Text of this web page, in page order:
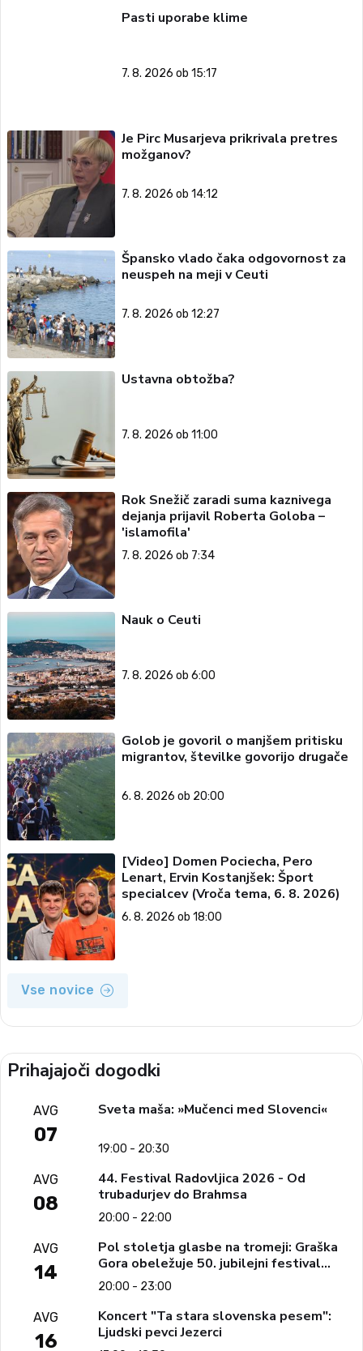
Pasti uporabe klime
7. 8. 2026 ob 15:17
Je Pirc Musarjeva prikrivala pretres
možganov?
7. 8. 2026 ob 14:12
Špansko vlado čaka odgovornost za
neuspeh na meji v Ceuti
7. 8. 2026 ob 12:27
Ustavna obtožba?
7. 8. 2026 ob 11:00
Rok Snežič zaradi suma kaznivega
dejanja prijavil Roberta Goloba –
'islamofila'
7. 8. 2026 ob 7:34
Nauk o Ceuti
7. 8. 2026 ob 6:00
Golob je govoril o manjšem pritisku
migrantov, številke govorijo drugače
6. 8. 2026 ob 20:00
[Video] Domen Pociecha, Pero
Lenart, Ervin Kostanjšek: Šport
specialcev (Vroča tema, 6. 8. 2026)
6. 8. 2026 ob 18:00
Vse novice
Prihajajoči dogodki
AVG
07
Sveta maša: »Mučenci med Slovenci«
19:00 - 20:30
AVG
08
44. Festival Radovljica 2026 - Od
trubadurjev do Brahmsa
20:00 - 22:00
AVG
14
Pol stoletja glasbe na tromeji: Graška
Gora obeležuje 50. jubilejni festival
narodno-zabavne glasbe
20:00 - 23:00
AVG
16
Koncert "Ta stara slovenska pesem":
Ljudski pevci Jezerci